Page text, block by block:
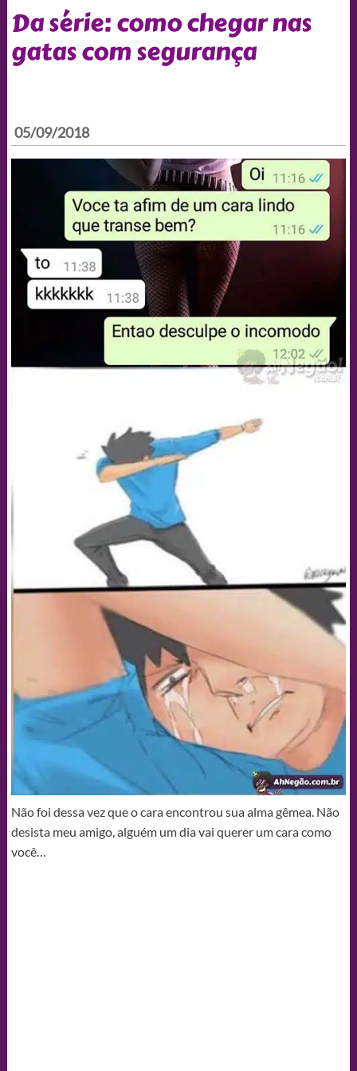
Da série: como chegar nas
gatas com segurança
05/09/2018
Não foi dessa vez que o cara encontrou sua alma gêmea. Não
desista meu amigo, alguém um dia vai querer um cara como
você…